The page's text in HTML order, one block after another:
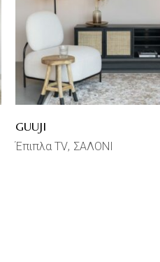
GUUJI
Έπιπλα TV ΣΑΛΟΝΙ